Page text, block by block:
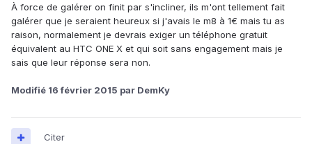
À force de galérer on finit par s'incliner, ils m'ont tellement fait
galérer que je seraient heureux si j'avais le m8 à 1€ mais tu as
raison, normalement je devrais exiger un téléphone gratuit
équivalent au HTC ONE X et qui soit sans engagement mais je
sais que leur réponse sera non.
Modifié 16 février 2015 par DemKy
Citer